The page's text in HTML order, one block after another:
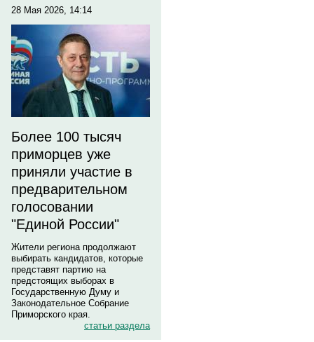
28 Мая 2026, 14:14
Более 100 тысяч
приморцев уже
приняли участие в
предварительном
голосовании
"Единой России"
Жители региона продолжают
выбирать кандидатов, которые
представят партию на
предстоящих выборах в
Государственную Думу и
Законодательное Собрание
Приморского края.
статьи раздела